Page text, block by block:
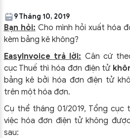
9 Tháng 10, 2019
Bạn hỏi: Cho mình hỏi xuất hóa
kèm bảng kê không?
EasyInvoice trả lời: Căn cứ
cục Thuế thì hóa đơn điện tử
bảng kê bởi hóa đơn điện tử
trên một hóa đơn.
Cụ thể tháng 01/2019, Tổng
việc hóa đơn điện tử không
sau: